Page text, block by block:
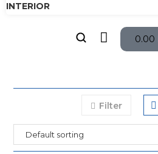
INTERIOR
0.00
Filter